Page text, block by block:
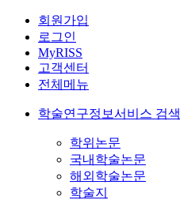
회원가입
로그인
MyRISS
고객센터
전체메뉴
학술연구정보서비스 검색
학위논문
국내학술논문
해외학술논문
학술지